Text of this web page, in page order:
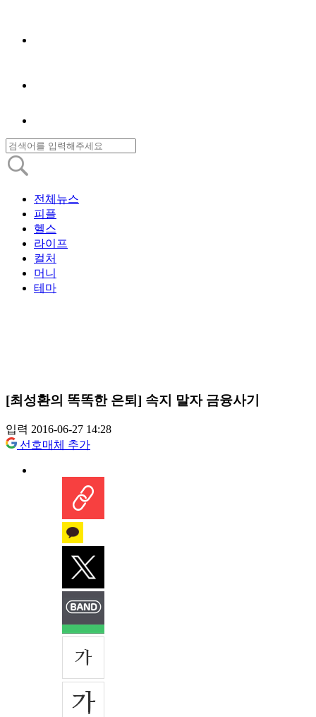
전체뉴스
피플
헬스
라이프
컬처
머니
테마
[최성환의 똑똑한 은퇴] 속지 말자 금융사기
입력 2016-06-27 14:28
선호매체 추가